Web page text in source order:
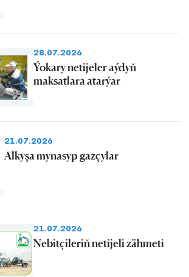
28.07.2026
Ýokary netijeler aýdyň
maksatlara atarýar
21.07.2026
Alkyşa mynasyp gazçylar
21.07.2026
Nebitçileriň netijeli zähmeti